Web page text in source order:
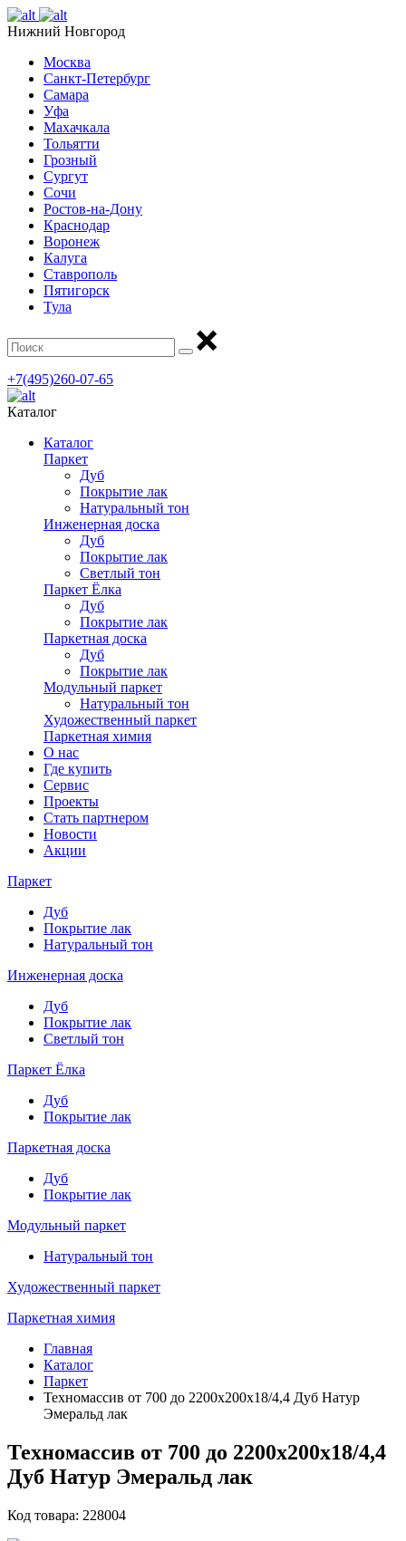
Нижний Новгород
Москва
Санкт-Петербург
Самара
Уфа
Махачкала
Тольятти
Грозный
Сургут
Сочи
Ростов-на-Дону
Краснодар
Воронеж
Калуга
Ставрополь
Пятигорск
Тула
+7(495)260-07-65
Каталог
Каталог
Паркет
Дуб
Покрытие лак
Натуральный тон
Инженерная доска
Дуб
Покрытие лак
Светлый тон
Паркет Ёлка
Дуб
Покрытие лак
Паркетная доска
Дуб
Покрытие лак
Модульный паркет
Натуральный тон
Художественный паркет
Паркетная химия
О нас
Где купить
Сервис
Проекты
Стать партнером
Новости
Акции
Паркет
Дуб
Покрытие лак
Натуральный тон
Инженерная доска
Дуб
Покрытие лак
Светлый тон
Паркет Ёлка
Дуб
Покрытие лак
Паркетная доска
Дуб
Покрытие лак
Модульный паркет
Натуральный тон
Художественный паркет
Паркетная химия
Главная
Каталог
Паркет
Техномассив от 700 до 2200х200х18/4,4 Дуб Натур
Эмеральд лак
Техномассив от 700 до 2200х200х18/4,4
Дуб Натур Эмеральд лак
Код товара: 228004